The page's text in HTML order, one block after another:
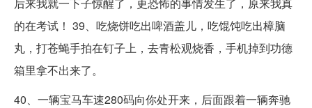
的在考试！ 39、吃烧饼吃出啤酒盖儿，吃馄饨吃出樟脑
丸，打苍蝇手拍在钉子上，去青松观烧香，手机掉到功德
箱里拿不出来了。
40、一辆宝马车速280码向你处开来，后面跟着一辆奔驰